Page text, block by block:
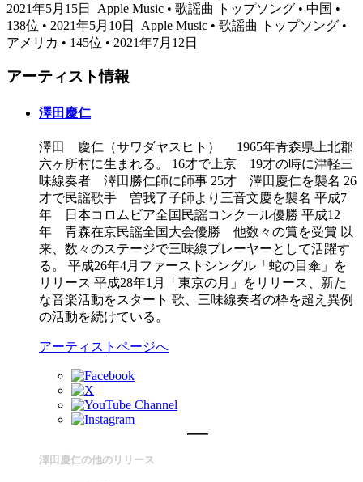
2021年5月15日
Apple Music • 歌謡曲 トップソング • 中国 •
138位 • 2021年5月10日
Apple Music • 歌謡曲 トップソング •
アメリカ • 145位 • 2021年7月12日
アーティスト情報
澤田慶仁
澤田 慶仁（サワダヤスヒト） 1965年青森県上北郡
六ヶ所村に生まれる。 16才で上京 19才の時に津軽三
味線奏者 澤田勝仁師に師事 25才 澤田慶仁を襲名 26
才で民謡歌手 曽我了子師より三音文慶を襲名 平成7
年 日本コロムビア全国民謡コンクール優勝 平成12
年 青森在京民謡全国大会優勝 他数々の賞を受賞 以
来、数々のステージで三味線プレーヤーとして活躍す
る。 平成26年4月ファーストシングル「蛇の目傘」を
リリース 平成28年1月「東京の月」をリリース、新た
な音楽活動をスタート 歌、三味線奏者の枠を超え異例
の活動を続けている。
アーティストページへ
澤田慶仁の他のリリース